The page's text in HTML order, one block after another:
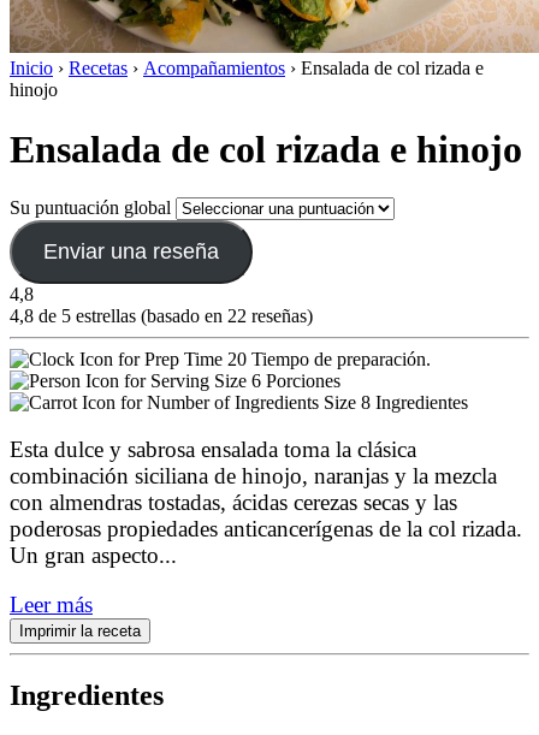
Inicio › Recetas › Acompañamientos › Ensalada de col rizada e
hinojo
Ensalada de col rizada e hinojo
Su puntuación global
Enviar una reseña
4,8
4,8 de 5 estrellas (basado en 22 reseñas)
20 Tiempo de preparación.
6 Porciones
8 Ingredientes
Esta dulce y sabrosa ensalada toma la clásica
combinación siciliana de hinojo, naranjas y la mezcla
con almendras tostadas, ácidas cerezas secas y las
poderosas propiedades anticancerígenas de la col rizada.
Un gran aspecto...
Leer más
Imprimir la receta
Ingredientes